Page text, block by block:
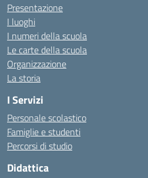
Presentazione
I luoghi
I numeri della scuola
Le carte della scuola
Organizzazione
La storia
I Servizi
Personale scolastico
Famiglie e studenti
Percorsi di studio
Didattica